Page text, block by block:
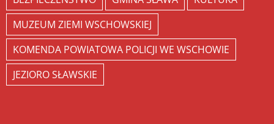
MUZEUM ZIEMI WSCHOWSKIEJ
KOMENDA POWIATOWA POLICJI WE WSCHOWIE
JEZIORO SŁAWSKIE